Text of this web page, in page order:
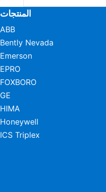
المنتجات
ABB
Bently Nevada
Emerson
EPRO
FOXBORO
GE
HIMA
Honeywell
ICS Triplex